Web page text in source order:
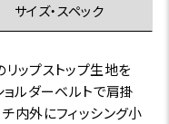
サイズ・スペック
ップストップ生地を
ョルダーベルトで肩掛
内外にフィッシング小